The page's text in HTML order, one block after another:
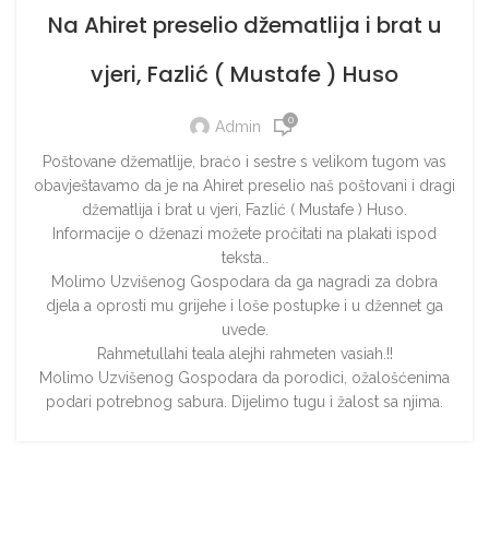
Na Ahiret preselio džematlija i brat u
vjeri, Fazlić ( Mustafe ) Huso
Admin 0
Poštovane džematlije, braćo i sestre s velikom tugom vas
obavještavamo da je na Ahiret preselio naš poštovani i dragi
džematlija i brat u vjeri, Fazlić ( Mustafe ) Huso.
Informacije o dženazi možete pročitati na plakati ispod
teksta..
Molimo Uzvišenog Gospodara da ga nagradi za dobra
djela a oprosti mu grijehe i loše postupke i u džennet ga
uvede.
Rahmetullahi teala alejhi rahmeten vasiah.!!
Molimo Uzvišenog Gospodara da porodici, ožalošćenima
podari potrebnog sabura. Dijelimo tugu ì žalost sa njima.